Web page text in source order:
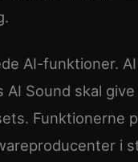
AI-funktioner.
Sound skal
Funktionerne
i